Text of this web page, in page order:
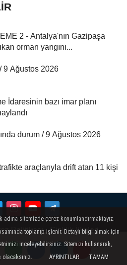
2 - Antalya'nın Gazipaşa
orman yangını...
9 Ağustos 2026
İdaresinin bazı imar planı
durum / 9 Ağustos 2026
araçlarıyla drift atan 11 kişi
Politikası Gizlilik İlkeleri
sitemizde çerez konumlandırmaktayız.
toplanıp işlenir. Detaylı bilgi almak için
inceleyebilirsiniz. Sitemizi kullanarak,
AYRINTILAR TAMAM